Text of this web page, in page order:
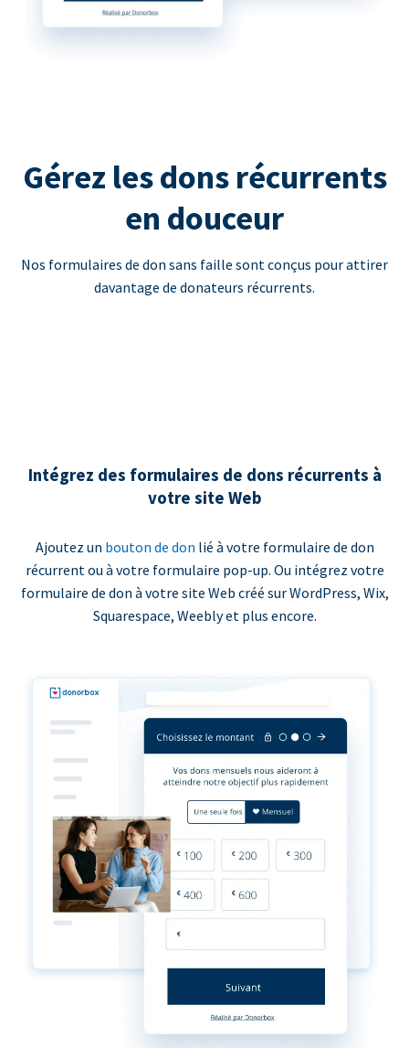
Gérez les dons récurrents
en douceur
Nos formulaires de don sans faille sont conçus pour attirer
davantage de donateurs récurrents.
Intégrez des formulaires de dons récurrents à
votre site Web
Ajoutez un bouton de don lié à votre formulaire de don
récurrent ou à votre formulaire pop-up. Ou intégrez votre
formulaire de don à votre site Web créé sur WordPress, Wix,
Squarespace, Weebly et plus encore.